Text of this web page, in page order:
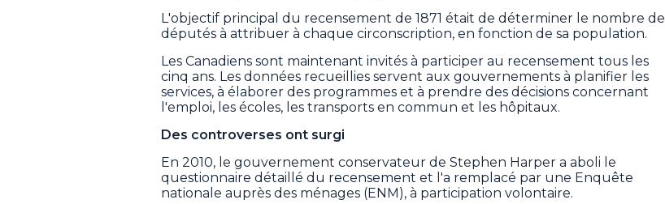
L'objectif principal du recensement de 1871 était de déterminer le nombre de
députés à attribuer à chaque circonscription, en fonction de sa population.
Les Canadiens sont maintenant invités à participer au recensement tous les
cinq ans. Les données recueillies servent aux gouvernements à planifier les
services, à élaborer des programmes et à prendre des décisions concernant
l'emploi, les écoles, les transports en commun et les hôpitaux.
Des controverses ont surgi
En 2010, le gouvernement conservateur de Stephen Harper a aboli le
questionnaire détaillé du recensement et l'a remplacé par une Enquête
nationale auprès des ménages (ENM), à participation volontaire.